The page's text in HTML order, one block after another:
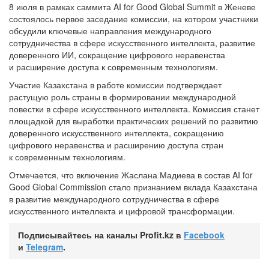
8 июля в рамках саммита AI for Good Global Summit в Женеве
состоялось первое заседание комиссии, на котором участники
обсудили ключевые направления международного
сотрудничества в сфере искусственного интеллекта, развитие
доверенного ИИ, сокращение цифрового неравенства
и расширение доступа к современным технологиям.
Участие Казахстана в работе комиссии подтверждает
растущую роль страны в формировании международной
повестки в сфере искусственного интеллекта. Комиссия станет
площадкой для выработки практических решений по развитию
доверенного искусственного интеллекта, сокращению
цифрового неравенства и расширению доступа стран
к современным технологиям.
Отмечается, что включение Жаслана Мадиева в состав AI for
Good Global Commission стало признанием вклада Казахстана
в развитие международного сотрудничества в сфере
искусственного интеллекта и цифровой трансформации.
Подписывайтесь на каналы Profit.kz в Facebook
и Telegram.